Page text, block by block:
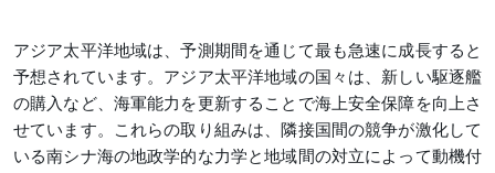
アジア太平洋地域は、予測期間を通じて最も急速に成長すると
予想されています。アジア太平洋地域の国々は、新しい駆逐艦
の購入など、海軍能力を更新することで海上安全保障を向上さ
せています。これらの取り組みは、隣接国間の競争が激化して
いる南シナ海の地政学的な力学と地域間の対立によって動機付